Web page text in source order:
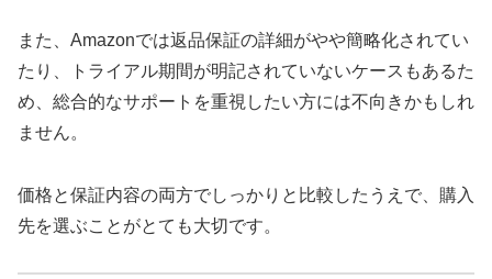
また、Amazonでは返品保証の詳細がやや簡略化されてい
たり、トライアル期間が明記されていないケースもあるた
め、総合的なサポートを重視したい方には不向きかもしれ
ません。
価格と保証内容の両方でしっかりと比較したうえで、購入
先を選ぶことがとても大切です。